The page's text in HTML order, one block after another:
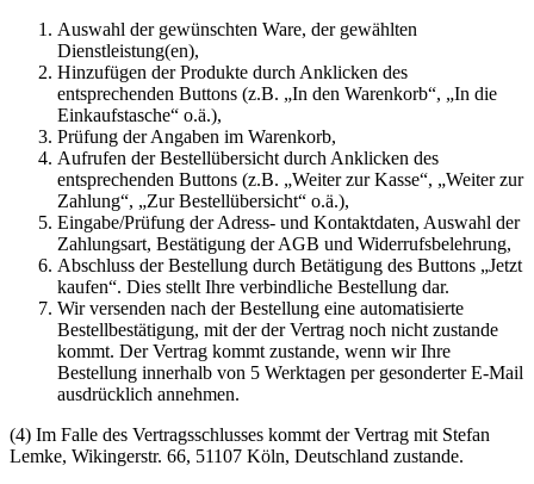
Auswahl der gewünschten Ware, der gewählten
Dienstleistung(en),
Hinzufügen der Produkte durch Anklicken des
entsprechenden Buttons (z.B. „In den Warenkorb“, „In die
Einkaufstasche“ o.ä.),
Prüfung der Angaben im Warenkorb,
Aufrufen der Bestellübersicht durch Anklicken des
entsprechenden Buttons (z.B. „Weiter zur Kasse“, „Weiter zur
Zahlung“, „Zur Bestellübersicht“ o.ä.),
Eingabe/Prüfung der Adress- und Kontaktdaten, Auswahl der
Zahlungsart, Bestätigung der AGB und Widerrufsbelehrung,
Abschluss der Bestellung durch Betätigung des Buttons „Jetzt
kaufen“. Dies stellt Ihre verbindliche Bestellung dar.
Wir versenden nach der Bestellung eine automatisierte
Bestellbestätigung, mit der der Vertrag noch nicht zustande
kommt. Der Vertrag kommt zustande, wenn wir Ihre
Bestellung innerhalb von 5 Werktagen per gesonderter E-Mail
ausdrücklich annehmen.
(4) Im Falle des Vertragsschlusses kommt der Vertrag mit Stefan
Lemke, Wikingerstr. 66, 51107 Köln, Deutschland zustande.